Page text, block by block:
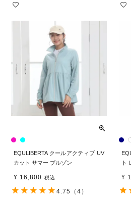
EQULIBERTA クールアクティブ UV
カット サマー ブルゾン
¥ 16,800 税込
4.75 （4）
ト
¥